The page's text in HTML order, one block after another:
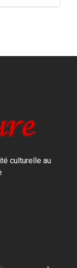
culturelle au